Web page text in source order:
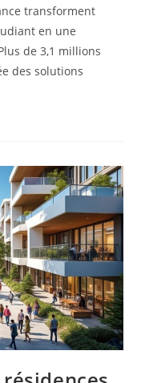
transforment
en une
de 3,1 millions
des solutions